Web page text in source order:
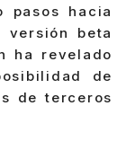
pasos hacia
beta
ha revelado
de
de terceros